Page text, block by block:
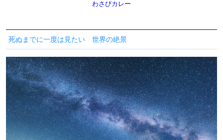
わさびカレー
死ぬまでに一度は見たい 世界の絶景